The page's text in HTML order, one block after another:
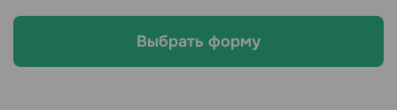
Выбрать форму